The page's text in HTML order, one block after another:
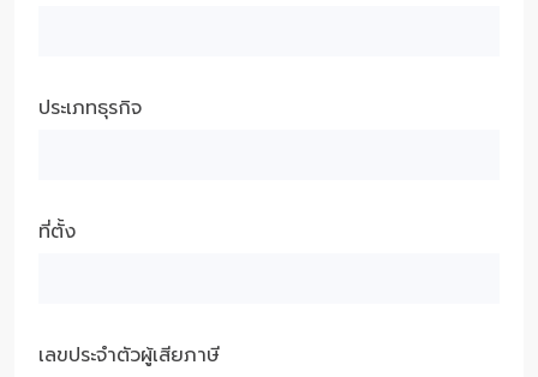
ประเภทธุรกิจ
ที่ตั้ง
เลขประจำตัวผู้เสียภาษี